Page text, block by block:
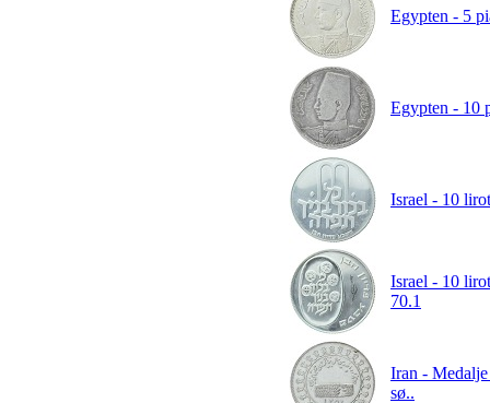
Egypten - 5
Egypten - 10
Israel - 10
Israel - 10
70.1
Iran -
sø..